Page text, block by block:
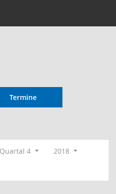
Termine
Quartal 4
2018